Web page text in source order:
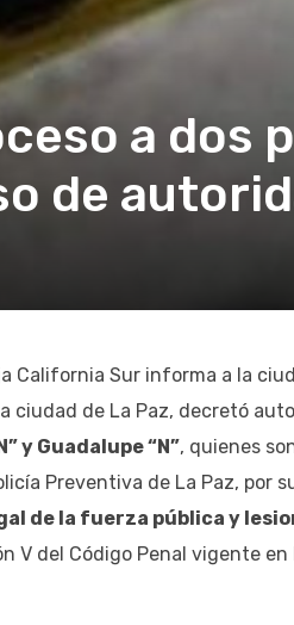
a dos
de
California Sur informa a la
ciudad de La Paz, decretó
y Guadalupe “N”, quienes
Preventiva de La Paz, por
de la fuerza pública y
V del Código Penal vigente